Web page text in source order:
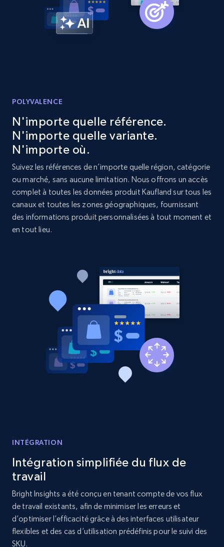
URL, Product id, Listing inventory id, Title, Rating,
Reviews count shop, Reviews count item, Initial
price, and more.
Etsy - Collect data on products using
specified keywords
URL, Product id, Listing inventory id, Title, Rating,
Reviews count shop, Reviews count item, Initial
price, and more.
1.9K+ 323+ Commencer
Etsy - Collects data from shop's URL
price, and more.
1.9K+ Commencer
Amazon products search
Asin, URL, Name, Sponsored, Initial price, Final
price, Currency, Sold, and more.
Target
URL, Product id, Title, Product description,
Rating, Reviews count, Initial price, Discount,
1.3K+ 175+ Commencer
POLYVALENCE
N'importe quelle référence.
N'importe quelle variante.
N'importe où.
Suivez les références de n’importe quelle région, catégorie
ou marché, sans aucune limitation. Nous offrons un accès
complet à toutes les données produit Kaufland sur tous les
canaux et toutes les zones géographiques, fournissant
des informations produit personnalisées à tout moment et
en tout lieu.
INTÉGRATION
Intégration simplifiée du flux de
travail
Bright Insights a été conçu en tenant compte de vos flux
de travail existants, afin de minimiser les erreurs et
d’optimiser l’efficacité grâce à des interfaces utilisateur
flexibles et des cas d’utilisation prédéfinis pour le suivi des
SKU.